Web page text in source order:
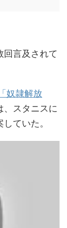
回言及されて
奴隷解放
、スタニスに
ていた。